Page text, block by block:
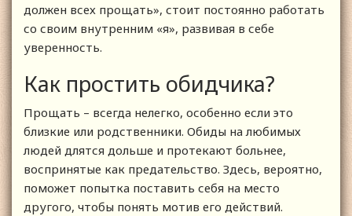
должен всех прощать», стоит постоянно работать
со своим внутренним «я», развивая в себе
уверенность.
Как простить обидчика?
Прощать – всегда нелегко, особенно если это
близкие или родственники. Обиды на любимых
людей длятся дольше и протекают больнее,
воспринятые как предательство. Здесь, вероятно,
поможет попытка поставить себя на место
другого, чтобы понять мотив его действий.